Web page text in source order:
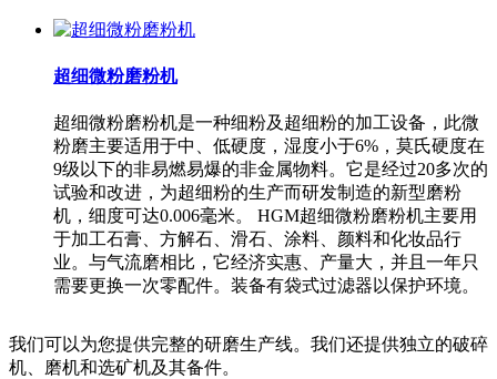
超细微粉磨粉机
超细微粉磨粉机是一种细粉及超细粉的加工设备，此微
粉磨主要适用于中、低硬度，湿度小于6%，莫氏硬度在
9级以下的非易燃易爆的非金属物料。它是经过20多次的
试验和改进，为超细粉的生产而研发制造的新型磨粉
机，细度可达0.006毫米。 HGM超细微粉磨粉机主要用
于加工石膏、方解石、滑石、涂料、颜料和化妆品行
业。与气流磨相比，它经济实惠、产量大，并且一年只
需要更换一次零配件。装备有袋式过滤器以保护环境。
我们可以为您提供完整的研磨生产线。我们还提供独立的破碎
机、磨机和选矿机及其备件。